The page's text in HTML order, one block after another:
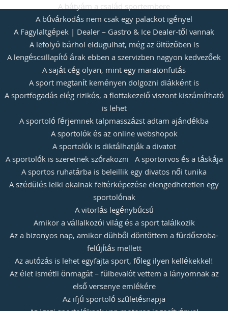
A bátyám a család sportembere
A búvárkodás nem csak egy palackot igényel
A Fagylaltgépek | Dealer – Gastro & Ice Dealer-től vannak
A lefolyó bárhol eldugulhat, még az öltözőben is
A lengéscsillapító árak ebben a szervizben nagyon kedvezőek
A saját cég olyan, mint egy maratonfutás
A sport megtanít keményen dolgozni diákként is
A sportfogadás elég rizikós, a flottakezelő viszont kiszámítható
is lehet
A sportoló férjemnek talpmasszázst adtam ajándékba
A sportolók és az online webshopok
A sportolók is diktálhatják a divatot
A sportolók is szeretnek szórakozni A sportorvos és a táskája
A sportos ruhatárba is beleillik egy divatos női tunika
A szédülés lelki okainak feltérképezése elengedhetetlen egy
sportolónak
A vitorlás legénybúcsú
Amikor a vállalkozói világ és a sport találkozik
Az a bizonyos nap, amikor dühből döntöttem a fürdőszoba-
felújítás mellett
Az autózás is lehet egyfajta sport, főleg ilyen kellékekkel!
Az élet ismétli önmagát – fülbevalót vettem a lányomnak az
első versenye emlékére
Az ifjú sportoló születésnapja